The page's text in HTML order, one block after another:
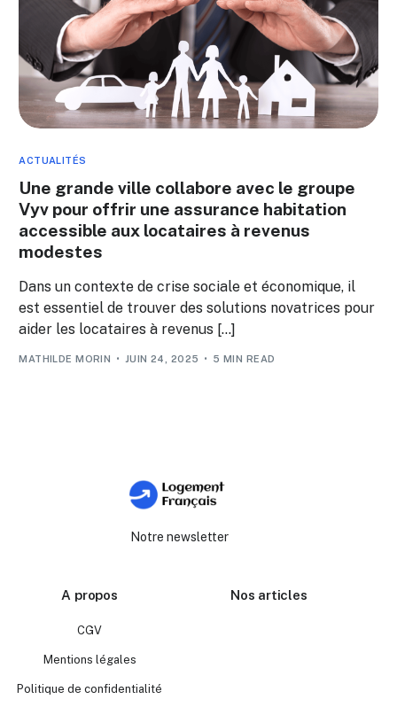
ACTUALITÉS
Une grande ville collabore avec le groupe
Vyv pour offrir une assurance habitation
accessible aux locataires à revenus
modestes
Dans un contexte de crise sociale et économique, il
est essentiel de trouver des solutions novatrices pour
aider les locataires à revenus […]
MATHILDE MORIN JUIN 24, 2025 5 MIN READ
Notre newsletter
A propos
CGV
Mentions légales
Politique de confidentialité
Nos articles